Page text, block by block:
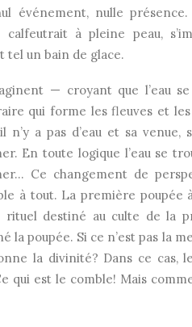
événement, nulle
à pleine peau,
tel un bain de glace.
— croyant que l’eau
qui forme les fleuves et les
n’y a pas d’eau et sa venue,
En toute logique l’eau se
Ce changement de
à tout. La première poupée
destiné au culte de la
la poupée. Si ce n’est pas la
la divinité? Dans ce cas,
qui est le comble! Mais